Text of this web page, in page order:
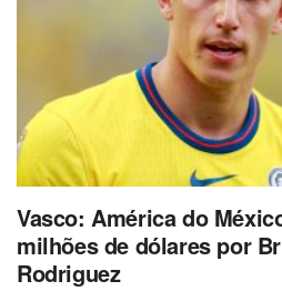
Vasco: América do
milhões de dólares por
Rodriguez